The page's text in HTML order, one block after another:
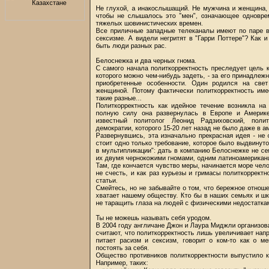
Не глухой, а инакослышащий. Не мужчина и женщина,
чтобы не слышалось это "мен", означающее
тяжелых шовинистических времен.
Все приличные западные телеканалы имеют по паре
сексизме. А видели негритят в "Гарри Поттере"?
быть люди разных рас.
Белоснежка и два черных гнома.
С самого начала политкорректность преследует
которого можно чем-нибудь задеть, - за его
приобретенные особенности. Один родился на
женщиной. Потому фактически политкорректность
такие разные...
Политкорректность как идейное течение возникла
полную силу она развернулась в Европе и
известный политолог Леонид Радзиховский,
демократии, которого 15-20 лет назад не было даже в
Развернувшись, эта изначально прекрасная идея -
стоит одно только требование, которое было
в мультипликации": дать в компанию Белоснежке не
их двумя чернокожими гномами, одним
Там, где кончается чувство меры, начинается море
не счесть, и как раз курьезы и гримасы
статьи.
Смейтесь, но не забывайте о том, что бережное
хватает нашему обществу. Кто бы в наших семьях и
не таращить глаза на людей с физическими
Ты не можешь называть себя уродом.
В 2004 году англичане Джон и Лаура Миджли
считают, что политкорректность лишь увеличивает
питает расизм и сексизм, говорит о ком-то как о
постоять за себя.
Общество противников политкорректности выпустило
Например, таких: